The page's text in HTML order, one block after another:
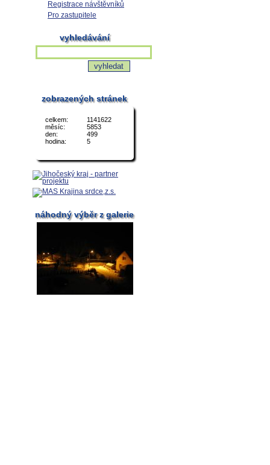
Registrace návštěvníků
Pro zastupitele
vyhledávání
zobrazených stránek
celkem:
1141622
měsíc:
5853
den:
499
hodina:
5
náhodný výběr z galerie